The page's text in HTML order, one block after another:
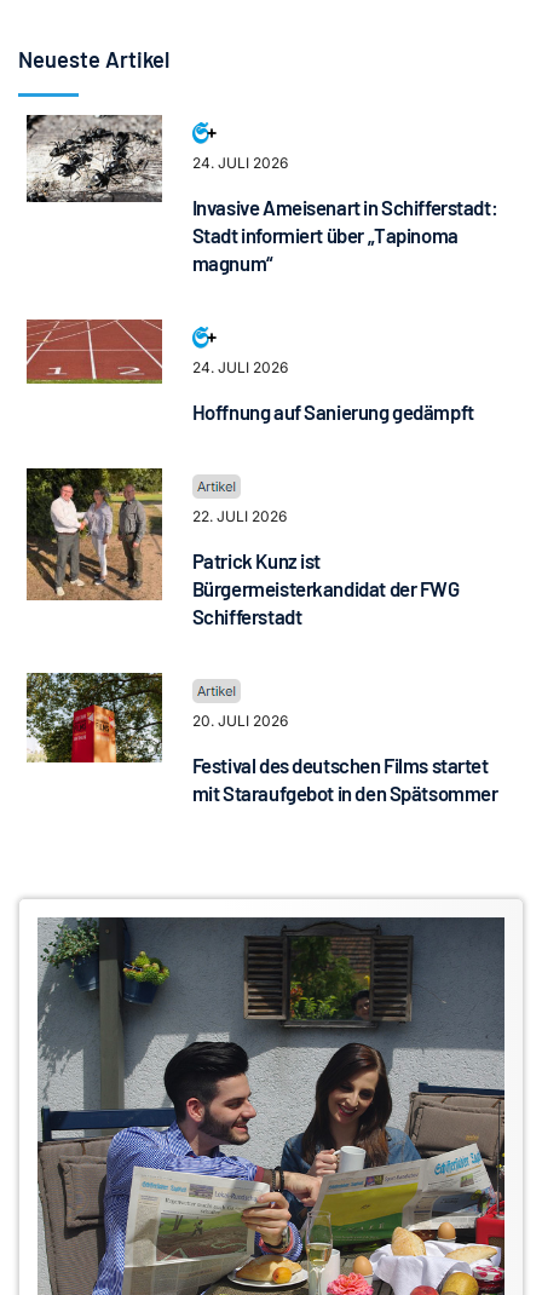
Neueste Artikel
24. JULI 2026
Invasive Ameisenart in Schifferstadt:
Stadt informiert über „Tapinoma
magnum“
24. JULI 2026
Hoffnung auf Sanierung gedämpft
22. JULI 2026
Patrick Kunz ist
Bürgermeisterkandidat der FWG
Schifferstadt
20. JULI 2026
Festival des deutschen Films startet
mit Staraufgebot in den Spätsommer